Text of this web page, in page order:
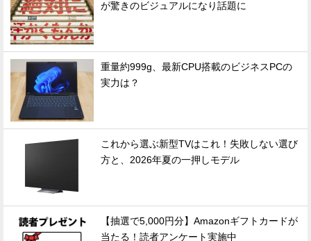
が驚きのビジュアルになり話題に
重量約999g、最新CPU搭載のビジネスPCの
実力は？
これから選ぶ新型TVはこれ！失敗しない選び
方と、2026年夏の一押しモデル
【抽選で5,000円分】Amazonギフトカードが
当たる！読者アンケート実施中